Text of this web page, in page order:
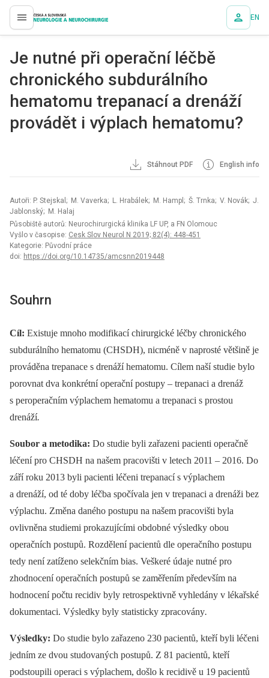
proLékaře.cz EN
Je nutné při operační léčbě
chronického subdurálního
hematomu trepanací a drenáží
provádět i výplach hematomu?
Stáhnout PDF English info
Autoři: P. Stejskal; M. Vaverka; L. Hrabálek; M. Hampl; Š. Trnka; V. Novák; J.
Jablonský; M. Halaj
Působiště autorů: Neurochirurgická klinika LF UP, a FN Olomouc
Vyšlo v časopise: Cesk Slov Neurol N 2019; 82(4): 448-451
Kategorie: Původní práce
doi: https://doi.org/10.14735/amcsnn2019448
Souhrn
Cíl: Existuje mnoho modifikací chirurgické léčby chronického
subdurálního hematomu (CHSDH), nicméně v naprosté většině je
prováděna trepanace s drenáží hematomu. Cílem naší studie bylo
porovnat dva konkrétní operační postupy –⁠ trepanaci a drenáž
s peroperačním výplachem hematomu a trepanaci s prostou
drenáží.
Soubor a metodika: Do studie byli zařazeni pa­cienti operačně
léčení pro CHSDH na našem pracovišti v letech 2011 –⁠ 2016. Do
září roku 2013 byli pa­cienti léčeni trepanací s výplachem
a drenáží, od té doby léčba spočívala jen v trepanaci a drenáži bez
výplachu. Změna daného postupu na našem pracovišti byla
ovlivněna studiemi prokazujícími obdobné výsledky obou
operačních postupů. Rozdělení pa­cientů dle operačního postupu
tedy není zatíženo selekčním bias. Veškeré údaje nutné pro
zhodnocení operačních postupů se zaměřením především na
hodnocení počtu recidiv byly retrospektivně vyhledány v lékařské
dokumentaci. Výsledky byly statisticky zpracovány.
Výsledky: Do studie bylo zařazeno 230 pa­cientů, kteří byli léčeni
jedním ze dvou studovaných postupů. Z 81 pa­cientů, kteří
podstoupili operaci s výplachem, došlo k recidivě u 19 pa­cientů